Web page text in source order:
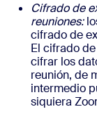
Cifrado de
reuniones:
cifrado de
El cifrado
cifrar los
reunión, de
intermedio
siquiera